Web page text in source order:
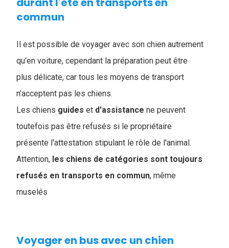
commun
Il est possible de voyager avec son chien autrement
qu'en voiture, cependant la préparation peut être
plus délicate, car tous les moyens de transport
n'acceptent pas les chiens.
Les chiens guides et d'assistance ne peuvent
toutefois pas être refusés si le propriétaire
présente l'attestation stipulant le rôle de l'animal.
Attention, les chiens de catégories sont toujours
refusés en transports en commun, même
muselés
Voyager en bus avec un chien